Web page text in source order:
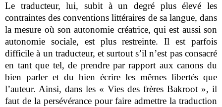
Le traducteur, lui, subit à un degré plus élevé les
contraintes des conventions littéraires de sa langue, dans
la mesure où son autonomie créatrice, qui est aussi son
autonomie sociale, est plus restreinte. Il est parfois
difficile à un traducteur, et surtout s’il n’est pas consacré
en tant que tel, de prendre par rapport aux canons du
bien parler et du bien écrire les mêmes libertés que
l’auteur. Ainsi, dans les « Vies des frères Bakroot », il
faut de la persévérance pour faire admettre la traduction